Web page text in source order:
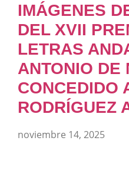
IMÁGENES
DEL XVII
LETRAS
ANTONIO DE
CONCEDIDO
RODRÍGUEZ
noviembre 14, 2025